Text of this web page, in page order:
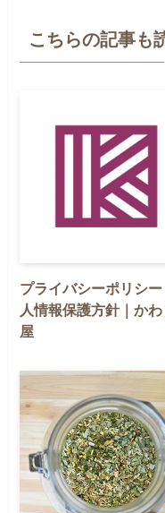
こちらの記事も
プライバシーポリシー
人情報保護方針｜かわ
屋